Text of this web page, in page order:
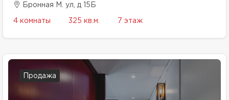
Бронная М. ул, д 15Б
4 комнаты 325 кв.м. 7 этаж
Продажа